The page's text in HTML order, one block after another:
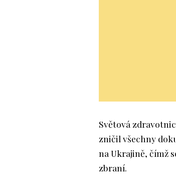
Světová
zničil všechny
na Ukrajině, čímž
zbraní.